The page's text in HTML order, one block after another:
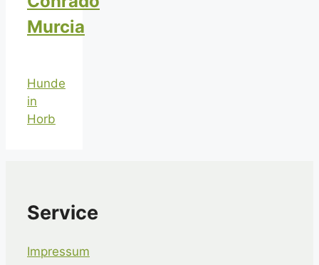
Murcia
Hunde
in
Horb
Service
Impressum